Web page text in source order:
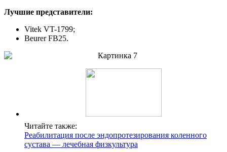
Лучшие представители:
Vitek VT-1799;
Beurer FB25.
Читайте также:
Реабилитация после эндопротезирования коленного
сустава — лечебная физкультура